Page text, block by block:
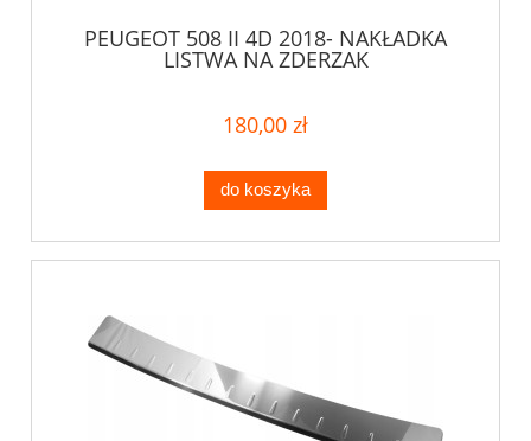
PEUGEOT 508 II 4D 2018- NAKŁADKA
LISTWA NA ZDERZAK
180,00 zł
do koszyka